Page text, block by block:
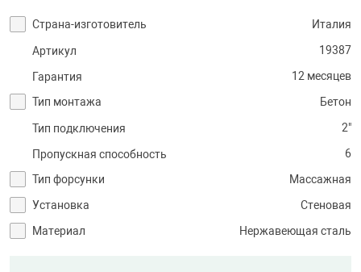
Страна-изготовитель Италия
Артикул 19387
Гарантия
12 месяцев
Тип монтажа
Бетон
Тип подключения 2"
Пропускная способность
6
Тип форсунки
Массажная
Установка
Стеновая
Материал
Нержавеющая сталь